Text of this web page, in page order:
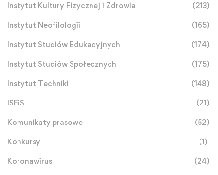
Instytut Kultury Fizycznej i Zdrowia (213)
Instytut Neofilologii (165)
Instytut Studiów Edukacyjnych (174)
Instytut Studiów Społecznych (175)
Instytut Techniki (148)
ISEiS (21)
Komunikaty prasowe (52)
Konkursy (1)
Koronawirus (24)